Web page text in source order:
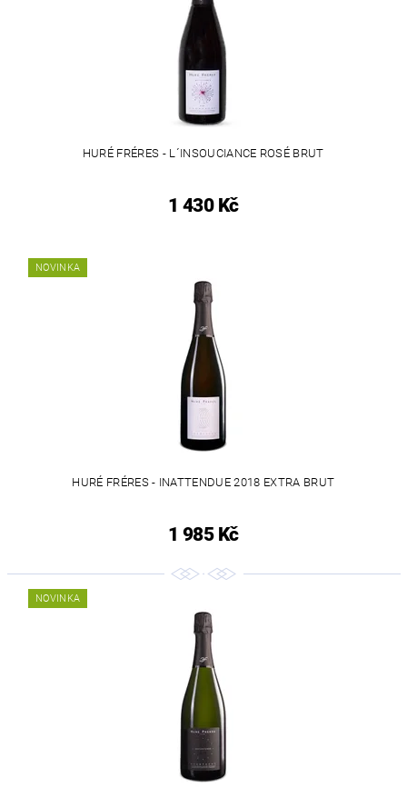
HURÉ FRÉRES - L´INSOUCIANCE ROSÉ BRUT
1 430 Kč
NOVINKA
HURÉ FRÉRES - INATTENDUE 2018 EXTRA BRUT
1 985 Kč
NOVINKA